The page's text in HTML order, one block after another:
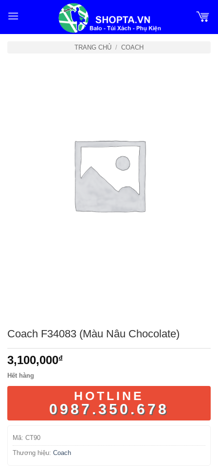
qua
TRANG CHỦ / COACH
Coach F34083 (Màu Nâu Chocolate)
3,100,000₫
Hết hàng
HOTLINE
0987.350.678
Mã: CT90
Thương hiệu: Coach